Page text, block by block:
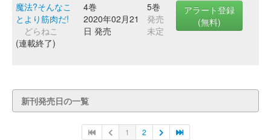
魔法?そんなこ
とより筋肉だ!
どらねこ
(連載終了)
4巻
2020年02月21
日 発売
5巻
発売
未定
アラート登録
(無料)
新刊発売日の一覧
1 2